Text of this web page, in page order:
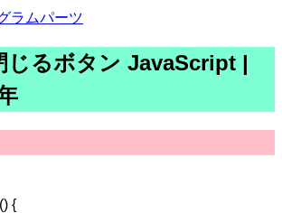
ラムパーツ
じるボタン JavaScript |
{